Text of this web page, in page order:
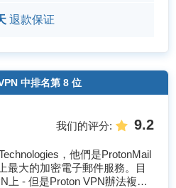
退款保证
中排名第 8 位
我们的评分: 9.2
，他們是ProtonMail
最大的加密電子郵件服務。目
上 - 但是Proton VPN辦法複製